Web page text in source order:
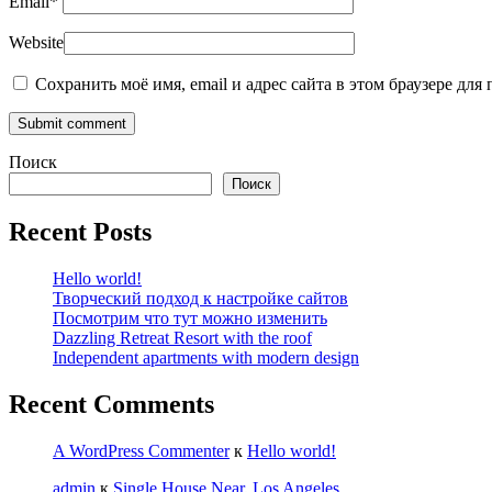
Website
Сохранить моё имя, email и адрес сайта в этом браузере
Поиск
Поиск
Recent Posts
Hello world!
Творческий подход к настройке сайтов
Посмотрим что тут можно изменить
Dazzling Retreat Resort with the roof
Independent apartments with modern design
Recent Comments
A WordPress Commenterк Hello world!
admin к Single House Near, Los Angeles